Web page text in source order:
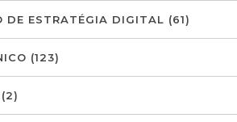
DE ESTRATÉGIA DIGITAL (61)
(123)
(2)